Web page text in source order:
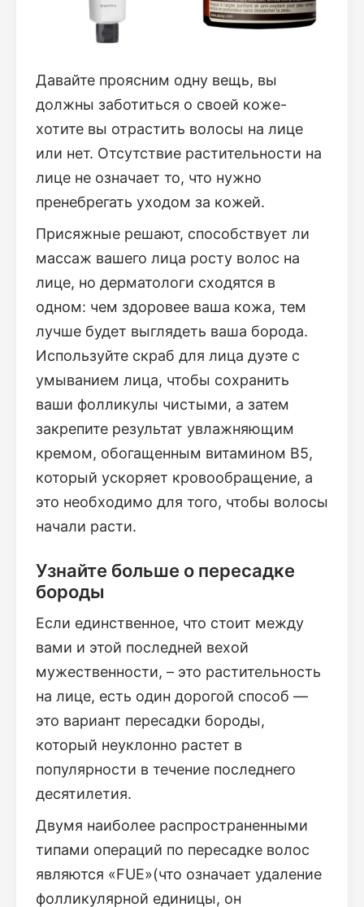
Давайте проясним одну вещь, вы
должны заботиться о своей коже-
хотите вы отрастить волосы на лице
или нет. Отсутствие растительности на
лице не означает то, что нужно
пренебрегать уходом за кожей.
Присяжные решают, способствует ли
массаж вашего лица росту волос на
лице, но дерматологи сходятся в
одном: чем здоровее ваша кожа, тем
лучше будет выглядеть ваша борода.
Используйте скраб для лица дуэте с
умыванием лица, чтобы сохранить
ваши фолликулы чистыми, а затем
закрепите результат увлажняющим
кремом, обогащенным витамином В5,
который ускоряет кровообращение, а
это необходимо для того, чтобы волосы
начали расти.
Узнайте больше о пересадке
бороды
Если единственное, что стоит между
вами и этой последней вехой
мужественности, – это растительность
на лице, есть один дорогой способ —
это вариант пересадки бороды,
который неуклонно растет в
популярности в течение последнего
десятилетия.
Двумя наиболее распространенными
типами операций по пересадке волос
являются «FUE»(что означает удаление
фолликулярной единицы, он